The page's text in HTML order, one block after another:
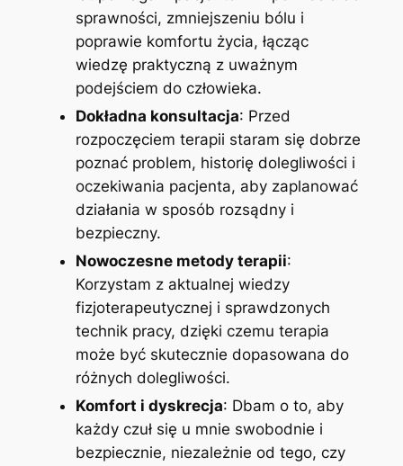
sprawności, zmniejszeniu bólu i
poprawie komfortu życia, łącząc
wiedzę praktyczną z uważnym
podejściem do człowieka.
Dokładna konsultacja: Przed
rozpoczęciem terapii staram się dobrze
poznać problem, historię dolegliwości i
oczekiwania pacjenta, aby zaplanować
działania w sposób rozsądny i
bezpieczny.
Nowoczesne metody terapii:
Korzystam z aktualnej wiedzy
fizjoterapeutycznej i sprawdzonych
technik pracy, dzięki czemu terapia
może być skutecznie dopasowana do
różnych dolegliwości.
Komfort i dyskrecja: Dbam o to, aby
każdy czuł się u mnie swobodnie i
bezpiecznie, niezależnie od tego, czy